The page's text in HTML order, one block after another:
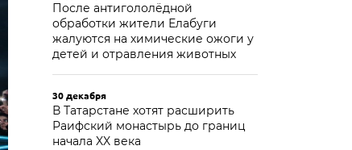
После антигололёдной
обработки жители Елабуги
жалуются на химические ожоги у
детей и отравления животных
30 декабря
В Татарстане хотят расширить
Раифский монастырь до границ
начала XX века